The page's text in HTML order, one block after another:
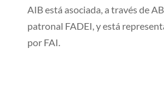
AIB está asociada, a través de
patronal FADEI, y está
por FAI.